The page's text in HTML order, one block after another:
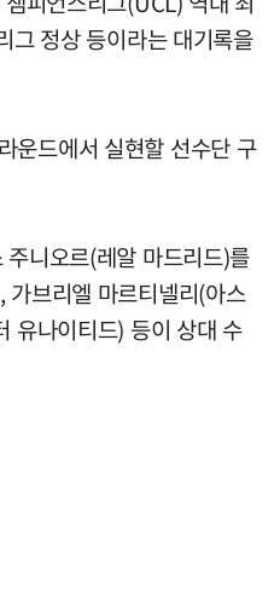
그 정상 등이라는 대기록을
운드에서 실현할 선수단 구
니오르(레알 마드리드)를
가브리엘 마르티넬리(아스
유나이티드) 등이 상대 수